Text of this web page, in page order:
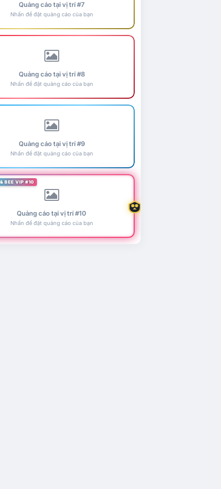
Quảng cáo tại vị trí #7
Nhấn để đặt quảng cáo của bạn
Quảng cáo tại vị trí #8
Nhấn để đặt quảng cáo của bạn
Quảng cáo tại vị trí #9
Nhấn để đặt quảng cáo của bạn
BEE VIP #10
Quảng cáo tại vị trí #10
Nhấn để đặt quảng cáo của bạn